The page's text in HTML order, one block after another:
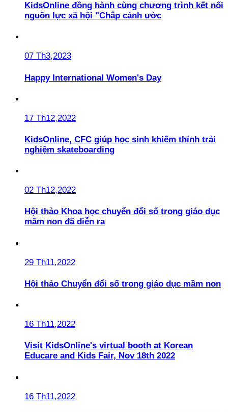
KidsOnline đồng hành cùng chương trình kết nối
nguồn lực xã hội "Chắp cánh ước
07 Th3,2023
Happy International Women's Day
17 Th12,2022
KidsOnline, CFC giúp học sinh khiếm thính trải
nghiệm skateboarding
02 Th12,2022
Hội thảo Khoa học chuyển đổi số trong giáo dục
mầm non đã diễn ra
29 Th11,2022
Hội thảo Chuyển đổi số trong giáo dục mầm non
16 Th11,2022
Visit KidsOnline's virtual booth at Korean
Educare and Kids Fair, Nov 18th 2022
16 Th11,2022